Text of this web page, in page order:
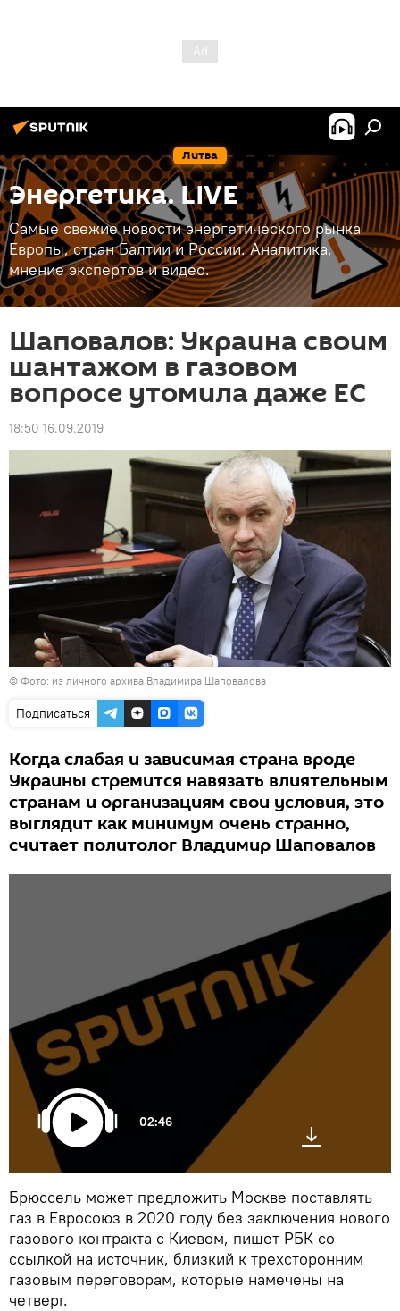
Литва
Энергетика. LIVE
Самые свежие новости энергетического рынка
Европы, стран Балтии и России. Аналитика,
мнение экспертов и видео.
Шаповалов: Украина своим
шантажом в газовом
вопросе утомила даже ЕС
18:50 16.09.2019
© Фото: из личного архива Владимира Шаповалова
Подписаться
Когда слабая и зависимая страна вроде
Украины стремится навязать влиятельным
странам и организациям свои условия, это
выглядит как минимум очень странно,
считает политолог Владимир Шаповалов
02:46
Брюссель может предложить Москве поставлять
газ в Евросоюз в 2020 году без заключения нового
газового контракта с Киевом, пишет РБК со
ссылкой на источник, близкий к трехсторонним
газовым переговорам, которые намечены на
четверг.